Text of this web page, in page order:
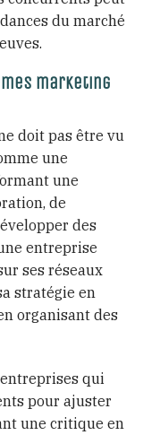
du marché
marketing
doit pas être vu
une
une
de
des
entreprise
ses réseaux
stratégie en
organisant des
qui
pour ajuster
une critique en